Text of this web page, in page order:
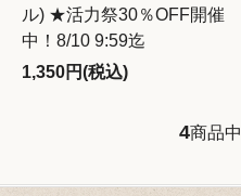
ル) ★活力祭30％OFF開催
中！8/10 9:59迄
1,350円(税込)
4商品中